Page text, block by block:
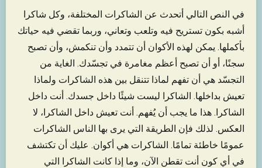
في النص التالي أتحدث عن الشاكرات المختلفة، وكل شاكرا
أشبه بكون تستريح فيه وتلعب وتعاني، وربما تقضي فيه حياتك
بأكملها. يمكن لهذه الأكوان أن تتمدد وأن تنكمش، وأن تصبح
سجنًا، أو أن تصبح أعظم مغامرة في تجسّدك. الغاية من
التجسّد هي أن تفهم لماذا تتنقل بين هذه الشاكرات ولماذا
تعيش بداخلها. الشاكرا ليست شيئًا داخل جسدك. أنت داخل
الشاكرا. هذا ما يجب أن يُفهم. أنت تعيش داخل الشاكرا، لا
العكس. لذلك فإن الطريقة التي يرى بها الناس الشاكرات
عمومًا خاطئة تمامًا. الشاكرات هي أكوان. عليك أن تكتشف
في أي كون أنت تقطن الآن، وما إذا كانت الشاكرا التي